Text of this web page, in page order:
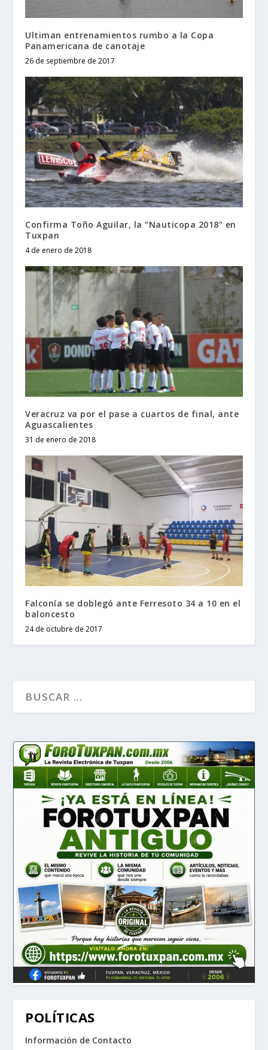
Ultiman entrenamientos rumbo a la Copa
Panamericana de canotaje
26 de septiembre de 2017
Confirma Toño Aguilar, la “Nauticopa 2018” en
Tuxpan
4 de enero de 2018
Veracruz va por el pase a cuartos de final, ante
Aguascalientes
31 de enero de 2018
Falconía se doblegó ante Ferresoto 34 a 10 en el
baloncesto
24 de octubre de 2017
POLÍTICAS
Información de Contacto